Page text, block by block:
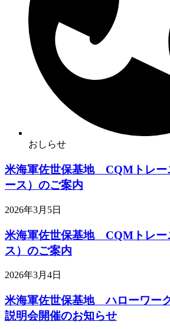
おしらせ
米海軍佐世保基地 CQMトレー
ース）のご案内
2026年3月5日
米海軍佐世保基地 CQMトレー
ス）のご案内
2026年3月4日
米海軍佐世保基地 ハローワー
説明会開催のお知らせ